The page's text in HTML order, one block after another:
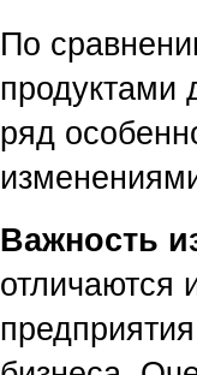
По
продуктами
ряд
Важность
отличаются